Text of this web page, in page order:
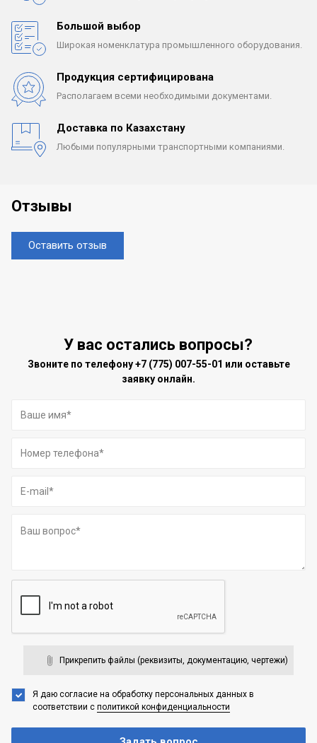
Большой выбор
Широкая номенклатура промышленного оборудования.
Продукция сертифицирована
Располагаем всеми необходимыми документами.
Доставка по Казахстану
Любыми популярными транспортными компаниями.
Отзывы
Оставить отзыв
У вас остались вопросы?
Звоните по телефону+7 (775) 007-55-01 или оставьте
заявку онлайн.
Прикрепить файлы (реквизиты, документацию, чертежи)
Я даю согласие на обработку персональных данных в
соответствии с политикой конфиденциальности